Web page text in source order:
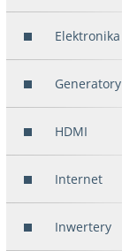
Elektronika
Generatory
HDMI
Internet
Inwertery